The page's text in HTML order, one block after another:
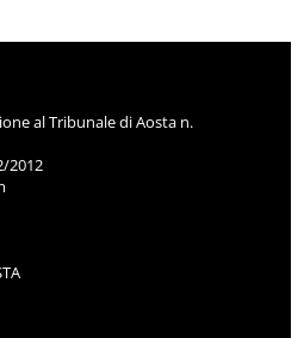
al Tribunale di Aosta n.
2012